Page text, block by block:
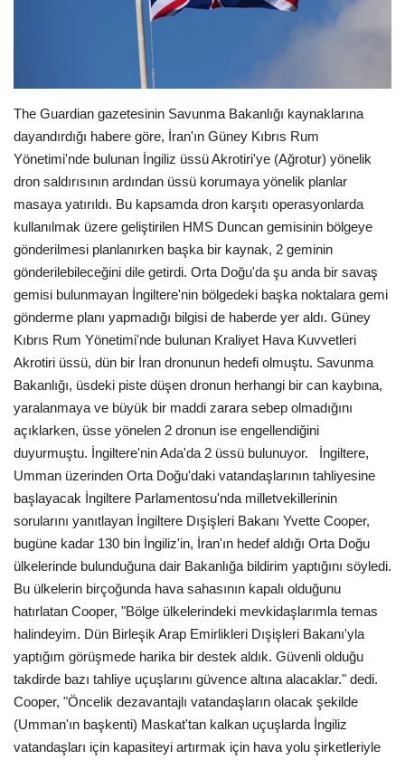
İş & Ekonomi
Pazaryeri
Kültür - Sanat
Firma Rehberi
Restoranlar
Sağlık
Teknoloji
Etkinlik
Hakkımızda
Galeri
İletişim
Dilim
English Turkish
The Guardian gazetesinin Savunma Bakanlığı kaynaklarına
dayandırdığı habere göre, İran'ın Güney Kıbrıs Rum
Yönetimi'nde bulunan İngiliz üssü Akrotiri'ye (Ağrotur) yönelik
dron saldırısının ardından üssü korumaya yönelik planlar
masaya yatırıldı. Bu kapsamda dron karşıtı operasyonlarda
kullanılmak üzere geliştirilen HMS Duncan gemisinin bölgeye
gönderilmesi planlanırken başka bir kaynak, 2 geminin
gönderilebileceğini dile getirdi. Orta Doğu'da şu anda bir savaş
gemisi bulunmayan İngiltere'nin bölgedeki başka noktalara gemi
gönderme planı yapmadığı bilgisi de haberde yer aldı. Güney
Kıbrıs Rum Yönetimi'nde bulunan Kraliyet Hava Kuvvetleri
Akrotiri üssü, dün bir İran dronunun hedefi olmuştu. Savunma
Bakanlığı, üsdeki piste düşen dronun herhangi bir can kaybına,
yaralanmaya ve büyük bir maddi zarara sebep olmadığını
açıklarken, üsse yönelen 2 dronun ise engellendiğini
duyurmuştu. İngiltere'nin Ada'da 2 üssü bulunuyor. İngiltere,
Umman üzerinden Orta Doğu'daki vatandaşlarının tahliyesine
başlayacak İngiltere Parlamentosu'nda milletvekillerinin
sorularını yanıtlayan İngiltere Dışişleri Bakanı Yvette Cooper,
bugüne kadar 130 bin İngiliz'in, İran'ın hedef aldığı Orta Doğu
ülkelerinde bulunduğuna dair Bakanlığa bildirim yaptığını söyledi.
Bu ülkelerin birçoğunda hava sahasının kapalı olduğunu
hatırlatan Cooper, "Bölge ülkelerindeki mevkidaşlarımla temas
halindeyim. Dün Birleşik Arap Emirlikleri Dışişleri Bakanı'yla
yaptığım görüşmede harika bir destek aldık. Güvenli olduğu
takdirde bazı tahliye uçuşlarını güvence altına alacaklar." dedi.
Cooper, "Öncelik dezavantajlı vatandaşların olacak şekilde
(Umman'ın başkenti) Maskat'tan kalkan uçuşlarda İngiliz
vatandaşları için kapasiteyi artırmak için hava yolu şirketleriyle